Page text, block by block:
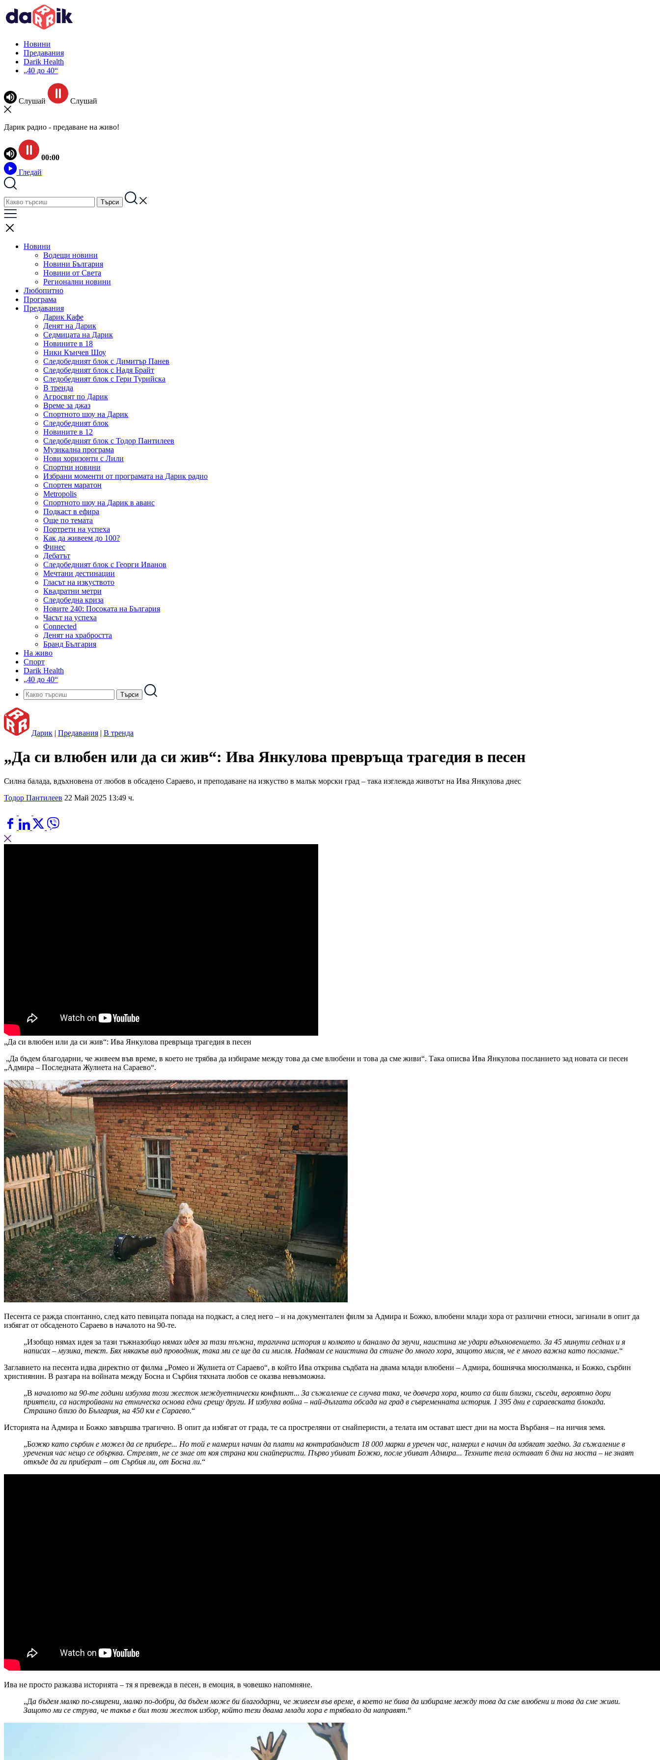
Новини
Предавания
Darik Health
„40 до 40“
Слушай Слушай
Дарик радио - предаване на живо!
00:00
Гледай
Новини
Водещи новини
Новини България
Новини от Света
Регионални новини
Любопитно
Програма
Предавания
Дарик Кафе
Денят на Дарик
Седмицата на Дарик
Новините в 18
Ники Кънчев Шоу
Следобедният блок с Димитър Панев
Следобедният блок с Надя Брайт
Следобедният блок с Гери Турийска
В тренда
Агросвят по Дарик
Време за джаз
Спортното шоу на Дарик
Следобедният блок
Новините в 12
Следобедният блок с Тодор Пантилеев
Музикална програма
Нови хоризонти с Лили
Спортни новини
Избрани моменти от програмата на Дарик радио
Спортен маратон
Metropolis
Спортното шоу на Дарик в аванс
Подкаст в ефира
Още по темата
Портрети на успеха
Как да живеем до 100?
Финес
Дебатът
Следобедният блок с Георги Иванов
Мечтани дестинации
Гласът на изкуството
Квадратни метри
Следобедна криза
Новите 240: Посоката на България
Часът на успеха
Connected
Денят на храбростта
Бранд България
На живо
Спорт
Darik Health
„40 до 40“
Дарик | Предавания | В тренда
„Да си влюбен или да си жив“: Ива Янкулова превръща трагедия в песен
Силна балада, вдъхновена от любов в обсадено Сараево, и преподаване на изкуство в малък морски град – така изглежда животът на Ива Янкулова днес
Тодор Пантилеев 22 Май 2025 13:49 ч.
„Да си влюбен или да си жив“: Ива Янкулова превръща трагедия в песен
„Да бъдем благодарни, че живеем във време, в което не трябва да избираме между това да сме влюбени и това да сме живи“. Така описва Ива Янкулова посланието зад новата си песен
„Адмира – Последната Жулиета на Сараево“.
Песента се ражда спонтанно, след като певицата попада на подкаст, а след него – и на документален филм за Адмира и Божко, влюбени млади хора от различни етноси, загинали в опит да
избягат от обсаденото Сараево в началото на 90-те.
„Изобщо нямах идея за тази тъжназобщо нямах идея за тази тъжна, трагична история и колкото и банално да звучи, наистина ме удари вдъхновението. За 45 минути седнах и я
написах – музика, текст. Бях някакъв вид проводник, така ми се ще да си мисля. Надявам се наистина да стигне до много хора, защото мисля, че е много важна като послание.“
Заглавието на песента идва директно от филма „Ромео и Жулиета от Сараево“, в който Ива открива съдбата на двама млади влюбени – Адмира, бошнячка мюсюлманка, и Божко, сърбин
християнин. В разгара на войната между Босна и Сърбия тяхната любов се оказва невъзможна.
„В началото на 90-те години избухва този жесток междуетнически конфликт... За съжаление се случва така, че довчера хора, които са били близки, съседи, вероятно дори
приятели, са настройвани на етническа основа едни срещу други. И избухва война – най-дългата обсада на град в съвременната история. 1 395 дни е сараевската блокада.
Страшно близо до България, на 450 км е Сараево.“
aitohumanizetextconverter.c
Историята на Адмира и Божко завършва трагично. В опит да избягат от града, те са простреляни от снайперисти, а телата им остават шест дни на моста Върбаня – на ничия земя.
„Божко като сърбин е можел да се прибере... Но той е намерил начин да плати на контрабандист 18 000 марки в уречен час, намерил е начин да избягат заедно. За съжаление в
уречения час нещо се обърква. Стрелят, не се знае от коя страна кои снайперисти. Първо убиват Божко, после убиват Адмира... Техните тела остават 6 дни на моста – не знаят
откъде да ги приберат – от Сърбия ли, от Босна ли.“
Ива не просто разказва историята – тя я превежда в песен, в емоция, в човешко напомняне.
„Да бъдем малко по-смирени, малко по-добри, да бъдем може би благодарни, че живеем във време, в което не бива да избираме между това да сме влюбени и това да сме живи.
Защото ми се струва, че такъв е бил този жесток избор, който тези двама млади хора е трябвало да направят.“